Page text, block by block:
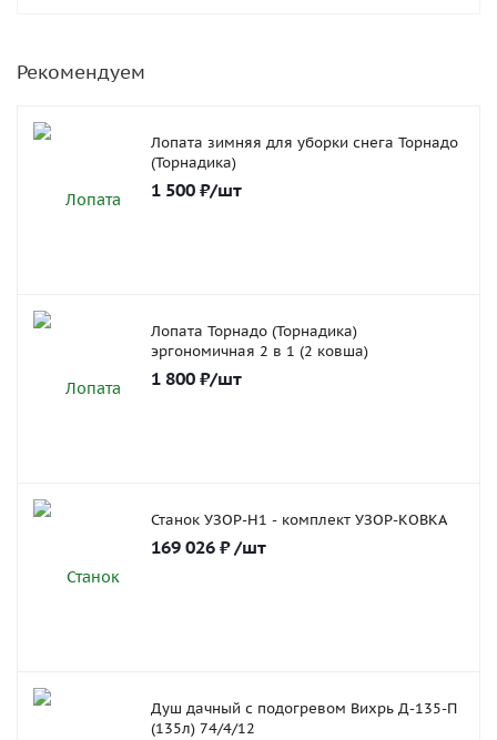
Рекомендуем
Лопата зимняя для уборки снега Торнадо
(Торнадика)
1 500 ₽/шт
Лопата Торнадо (Торнадика)
эргономичная 2 в 1 (2 ковша)
1 800 ₽/шт
Станок УЗОР-Н1 - комплект УЗОР-КОВКА
169 026 ₽ /шт
Душ дачный с подогревом Вихрь Д-135-П
(135л) 74/4/12